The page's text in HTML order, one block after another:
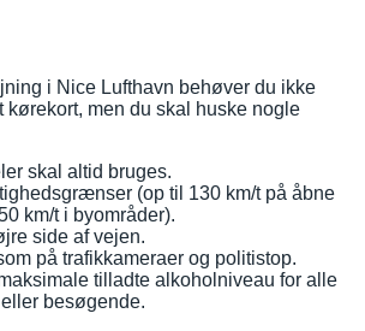
i Nice Lufthavn behøver du ikke
kørekort, men du skal huske nogle
skal altid bruges.
(op til 130 km/t på åbne
km/t i byområder).
side af vejen.
på trafikkameraer og politistop.
tilladte alkoholniveau for alle
besøgende.